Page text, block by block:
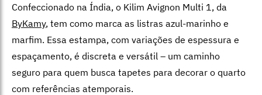
Confeccionado na Índia, o Kilim Avignon Multi 1, da
ByKamy, tem como marca as listras azul-marinho e
marfim. Essa estampa, com variações de espessura e
espaçamento, é discreta e versátil – um caminho
seguro para quem busca tapetes para decorar o quarto
com referências atemporais.